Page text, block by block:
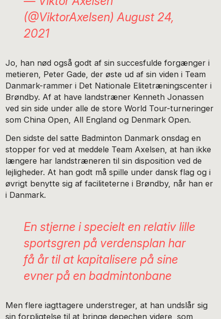
(@ViktorAxelsen)August 24,
2021
Jo, han nød også godt af sin succesfulde forgænger i
metieren, Peter Gade, der øste ud af sin viden i Team
Danmark-rammer i Det Nationale Elitetræningscenter i
Brøndby. Af at have landstræner Kenneth Jonassen
ved sin side under alle de store World Tour-turneringer
som China Open, All England og Denmark Open.
Den sidste del satte Badminton Danmark onsdag en
stopper for ved at meddele Team Axelsen, at han ikke
længere har landstræneren til sin disposition ved de
lejligheder. At han godt må spille under dansk flag og i
øvrigt benytte sig af faciliteterne i Brøndby, når han er
i Danmark.
En stjerne i specielt en relativ lille
sportsgren på verdensplan har
få år til at kapitalisere på sine
evner på en badmintonbane
Men flere iagttagere understreger, at han undslår sig
sin forpligtelse til at bringe depechen videre, som